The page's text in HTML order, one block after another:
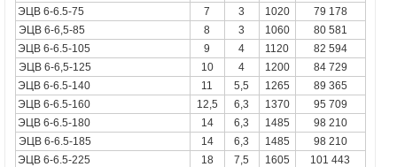
ЭЦВ 6-6.5-75
7 3 1020
79 178
ЭЦВ 6-6,5-85
8 3 1060
80 581
ЭЦВ 6-6.5-105
9 4 1120
82 594
ЭЦВ 6-6,5-125
10 4 1200
84 729
ЭЦВ 6-6.5-140
11 5,5 1265
89 365
ЭЦВ 6-6.5-160
12,5 6,3 1370
95 709
ЭЦВ 6-6.5-180
14 6,3 1485
98 210
ЭЦВ 6-6.5-185
14 6,3 1485
98 210
ЭЦВ 6-6.5-225
18 7,5 1605
101 443